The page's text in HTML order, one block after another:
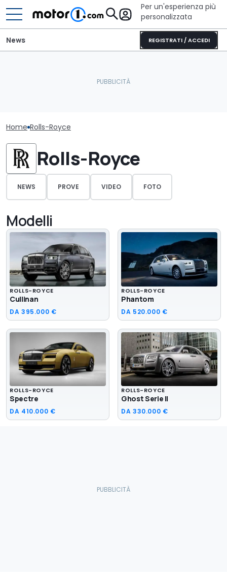
Per un'esperienza più
personalizzata
REGISTRATI / ACCEDI
News
Home Rolls-Royce
Rolls-Royce
NEWS PROVE VIDEO FOTO
Modelli
ROLLS-ROYCE
Cullinan
DA 395.000 €
ROLLS-ROYCE
Phantom
DA 520.000 €
ROLLS-ROYCE
Spectre
DA 410.000 €
ROLLS-ROYCE
Ghost Serie II
DA 330.000 €